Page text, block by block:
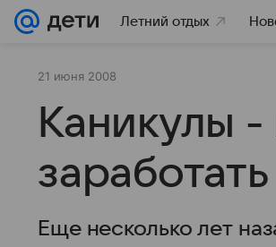
Летний отдых
21 июня 2008
Каникулы
заработать
Еще несколько лет